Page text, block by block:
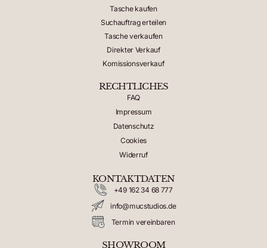
Tasche kaufen
Suchauftrag erteilen
Tasche verkaufen
Direkter Verkauf
Komissionsverkauf
RECHTLICHES
FAQ
Impressum
Datenschutz
Cookies
Widerruf
KONTAKTDATEN
+49 162 34 68 777
info@mucstudios.de
Termin vereinbaren
SHOWROOM